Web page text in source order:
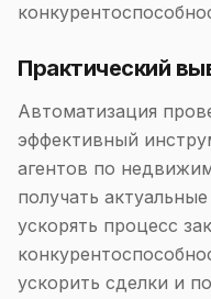
Практический
Автоматизация
эффективный
агентов по
получать
ускорять процесс
ускорить сделки и